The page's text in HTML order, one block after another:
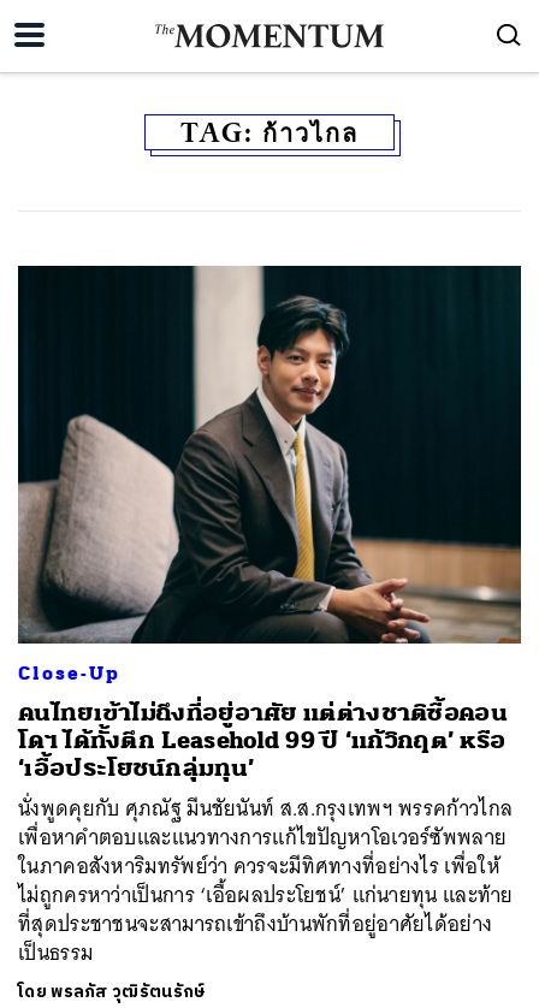
TAG: ก้าวไกล
Close-Up
คนไทยเข้าไม่ถึงที่อยู่อาศัย แต่ต่างชาติซื้อคอน
โดฯ ได้ทั้งตึก Leasehold 99 ปี ‘แก้วิกฤต’ หรือ
‘เอื้อประโยชน์กลุ่มทุน’
นั่งพูดคุยกับ ศุภณัฐ มีนชัยนันท์ ส.ส.กรุงเทพฯ พรรคก้าวไกล
เพื่อหาคำตอบและแนวทางการแก้ไขปัญหาโอเวอร์ซัพพลาย
ในภาคอสังหาริมทรัพย์ว่า ควรจะมีทิศทางที่อย่างไร เพื่อให้
ไม่ถูกครหาว่าเป็นการ ‘เอื้อผลประโยชน์’ แก่นายทุน และท้าย
ที่สุดประชาชนจะสามารถเข้าถึงบ้านพักที่อยู่อาศัยได้อย่าง
เป็นธรรม
โดยพรลภัส วุฒิรัตนรักษ์